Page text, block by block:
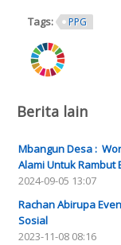
Tags: PPG
ring.png
Berita lain
Mbangun Desa :
Alami Untuk Rambut
2024-09-05 13:07
Rachan Abirupa
Sosial
2023-11-08 08:16